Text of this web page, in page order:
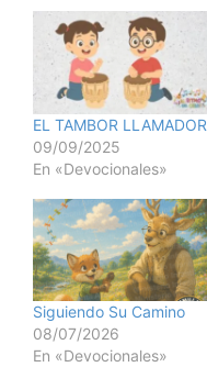
EL TAMBOR LLAMADOR
09/09/2025
En «Devocionales»
Siguiendo Su Camino
08/07/2026
En «Devocionales»